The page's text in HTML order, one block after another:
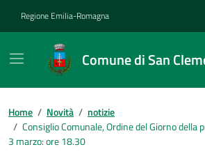
Regione Emilia-Romagna
Comune di San
Contenuti in evidenza
Home / Novità / notizie
/ Consiglio Comunale, Ordine del Giorno della
3 marzo: ore 18.30